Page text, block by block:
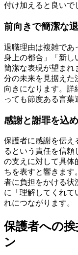
付け加えると良いで
前向きで簡潔な
退職理由は複雑であ
身上の都合」「新し
簡潔な表現が望まれ
分の未来を見据えた
向きになります。詳
っても節度ある言葉
感謝と謝罪を込
保護者に感謝を伝え
るという責任を信
の支えに対して具体
ちを表すと響きます
者に負担をかける状
に「理解してくれて
れにつながります。
保護者への
ン